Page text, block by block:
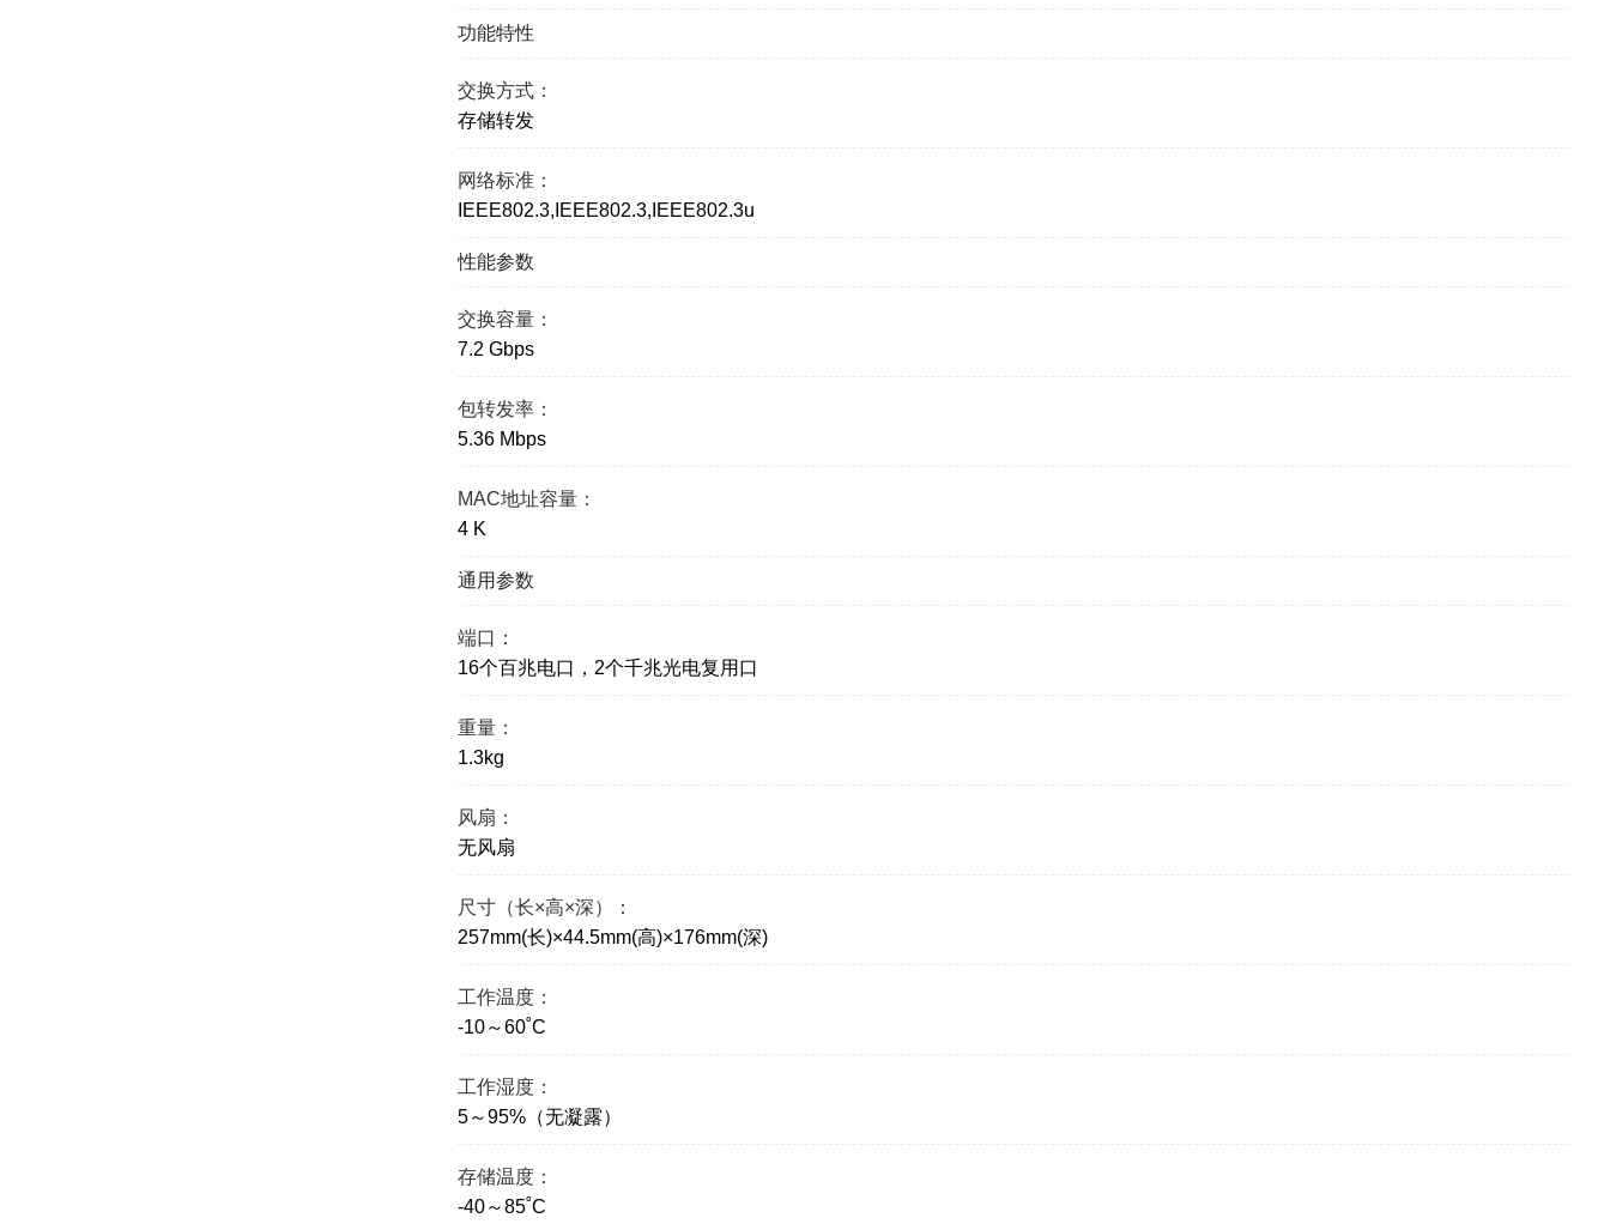
功能特性
交换方式：
存储转发
网络标准：
IEEE802.3,IEEE802.3,IEEE802.3u
性能参数
交换容量：
7.2 Gbps
包转发率：
5.36 Mbps
MAC地址容量：
4 K
通用参数
端口：
16个百兆电口，2个千兆光电复用口
重量：
1.3kg
风扇：
无风扇
尺寸（长×高×深）：
257mm(长)×44.5mm(高)×176mm(深)
工作温度：
-10～60˚C
工作湿度：
5～95%（无凝露）
存储温度：
-40～85˚C